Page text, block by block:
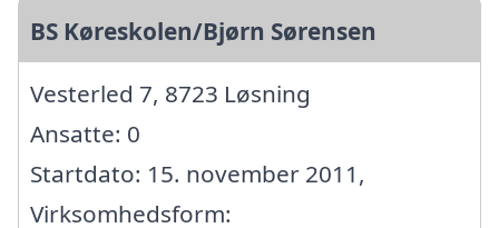
BS Køreskolen/Bjørn Sørensen
Vesterled 7, 8723 Løsning
Ansatte: 0
Startdato: 15. november 2011,
Virksomhedsform: